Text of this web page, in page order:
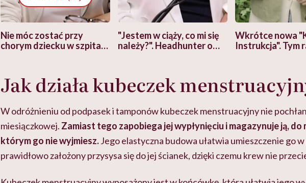
Nie móc zostać przy
chorym dziecku w szpitalu
głupota i brak wyobraźni"
"Jestem w ciąży, co mi się
należy?". Headhunter o
pracy
Wkrótce nowa
Instrukcja". Tym
Jak działa kubeczek
W odróżnieniu od podpasek i tamponów kubeczek menstruacyjny nie
miesiączkowej. Zamiast tego zapobiega jej wypłynięciu i magazynuje ją, do
którym go nie wyjmiesz.Jego elastyczna budowa ułatwia umieszczenie go
prawidłowo założony przysysa się do jej ścianek, dzięki czemu krew nie